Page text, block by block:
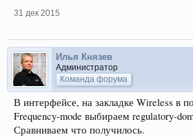
31 дек 2015
Илья Князев
Администратор
Команда форума
В интерфейсе, на закладке Wireless в
Frequency-mode выбираем regulatory-
Сравниваем что получилось.